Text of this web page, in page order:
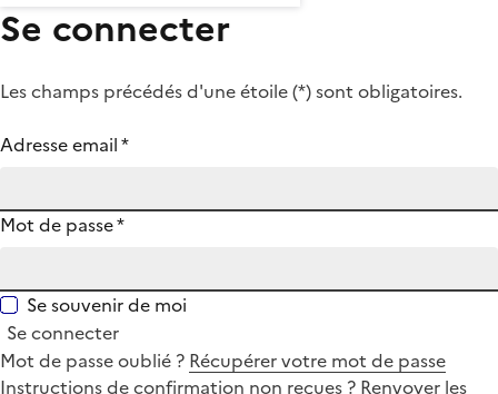
Se connecter
Les champs précédés d'une étoile (*) sont obligatoires.
Adresse email*
Mot de passe*
Se souvenir de moi
Se connecter
Mot de passe oublié ? Récupérer votre mot de passe
Instructions de confirmation non reçues ? Renvoyer les